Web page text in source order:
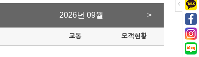
2026년 09월 >
교통 모객현황